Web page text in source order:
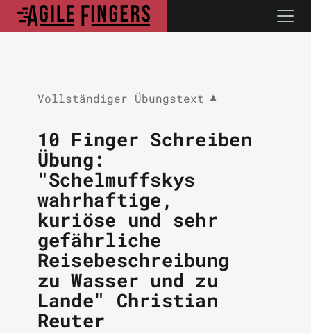
Vollständiger Übungstext ▼
10 Finger Schreiben
Übung:
"Schelmuffskys
wahrhaftige,
kuriöse und sehr
gefährliche
Reisebeschreibung
zu Wasser und zu
Lande" Christian
Reuter